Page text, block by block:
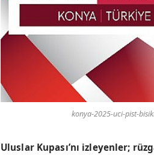
konya-2025-uci-pist-
Uluslar Kupası’nı izleyenler;